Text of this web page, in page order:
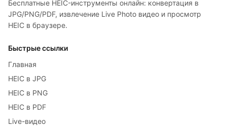
Бесплатные HEIC-инструменты онлайн: конвертация в
JPG/PNG/PDF, извлечение Live Photo видео и просмотр
HEIC в браузере.
Быстрые ссылки
Главная
HEIC в JPG
HEIC в PNG
HEIC в PDF
Live-видео